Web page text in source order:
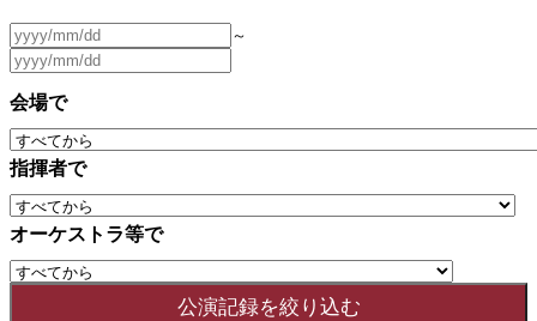
～
会場で
指揮者で
オーケストラ等で